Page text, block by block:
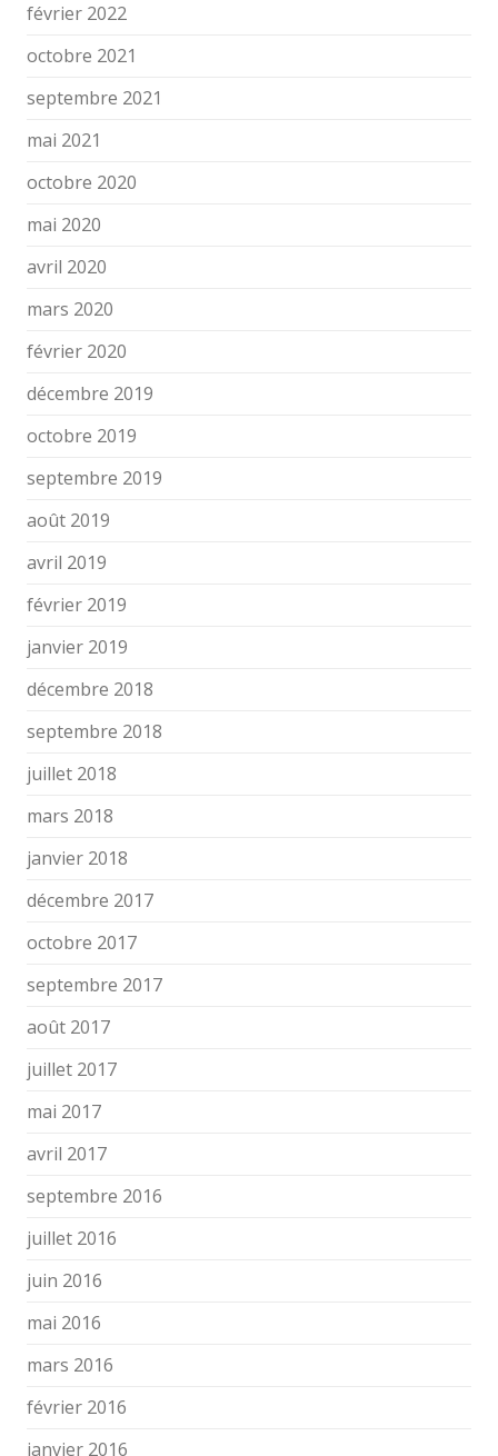
février 2022
octobre 2021
septembre 2021
mai 2021
octobre 2020
mai 2020
avril 2020
mars 2020
février 2020
décembre 2019
octobre 2019
septembre 2019
août 2019
avril 2019
février 2019
janvier 2019
décembre 2018
septembre 2018
juillet 2018
mars 2018
janvier 2018
décembre 2017
octobre 2017
septembre 2017
août 2017
juillet 2017
mai 2017
avril 2017
septembre 2016
juillet 2016
juin 2016
mai 2016
mars 2016
février 2016
janvier 2016